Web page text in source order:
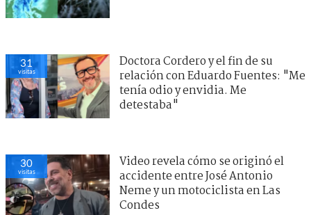
31
visitas
Doctora Cordero y el fin de su
relación con Eduardo Fuentes: "Me
tenía odio y envidia. Me
detestaba"
30
visitas
Video revela cómo se originó el
accidente entre José Antonio
Neme y un motociclista en Las
Condes